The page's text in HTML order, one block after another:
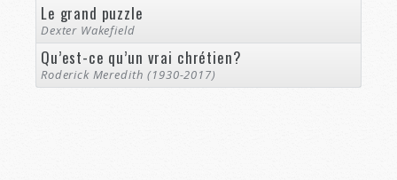
Le grand puzzle
Dexter Wakefield
Qu’est-ce qu’un vrai chrétien?
Roderick Meredith (1930-2017)